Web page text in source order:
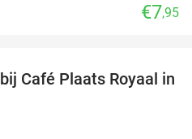
€7,95
36%
Café Plaats Royaal in